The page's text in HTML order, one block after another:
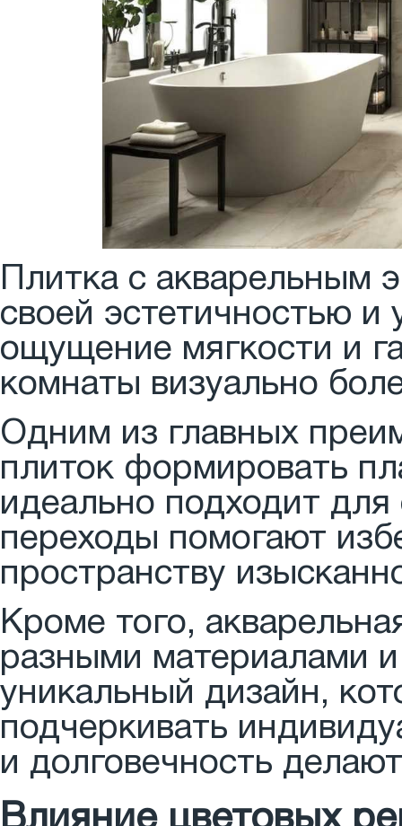
Плитка с акварельным
своей эстетичностью и
ощущение мягкости и
комнаты визуально
Одним из главных
плиток формировать
идеально подходит
переходы помогают
пространству
Кроме того,
разными материалами
уникальный дизайн,
подчеркивать
и долговечность